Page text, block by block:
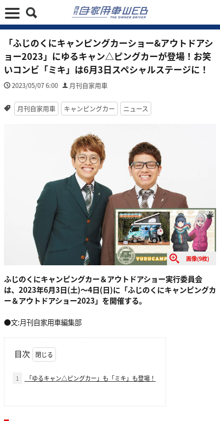
「ふじのくにキャンピングカーショー&アウトドアシ
ョー2023」にゆるキャン△ピングカーが登場！お笑
いコンビ「ミキ」は6月3日スペシャルステージに！
2023/05/07 6:00 月刊自家用車
月刊自家用車 キャンピングカー ニュース
画像(9枚)
ふじのくにキャンピングカー＆アウトドアショー実行委員会
は、2023年6月3日(土)～4日(日)に「ふじのくにキャンピングカ
ー＆アウトドアショー2023」を開催する。
●文:月刊自家用車編集部
目次
1 「ゆるキャン△ピングカー」も「ミキ」も登場！